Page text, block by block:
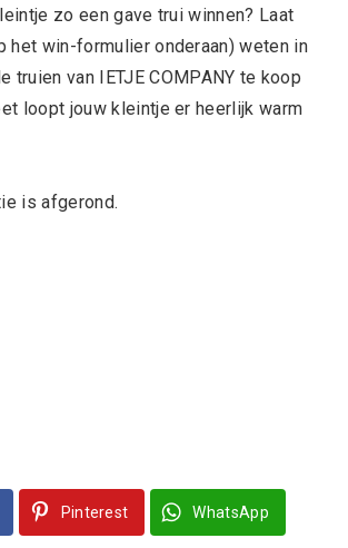
zo een gave trui winnen? Laat
het win-formulier onderaan) weten in
truien van IETJE COMPANY te koop
loopt jouw kleintje er heerlijk warm
is afgerond.